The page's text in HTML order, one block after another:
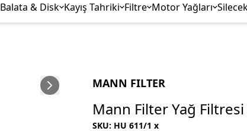
Balata & Disk Kayış Tahriki Filtre Motor Yağları
MANN FILTER
Mann Filter Yağ
SKU: HU 611/1 x